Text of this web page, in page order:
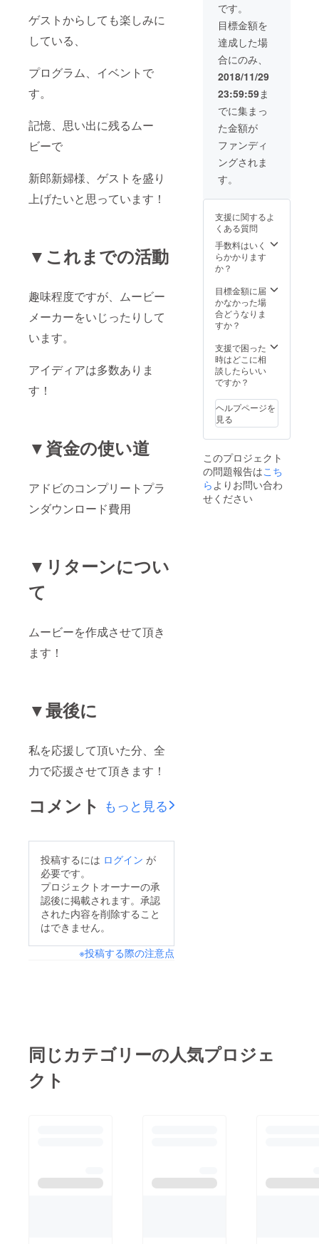
ゲストからしても楽しみに
している、
プログラム、イベントで
す。
記憶、思い出に残るムー
ビーで
新郎新婦様、ゲストを盛り
上げたいと思っています！
▼これまでの活動
趣味程度ですが、ムービー
メーカーをいじったりして
います。
アイディアは多数ありま
す！
▼資金の使い道
アドビのコンプリートプラ
ンダウンロード費用
▼リターンについ
て
ムービーを作成させて頂き
ます！
▼最後に
私を応援して頂いた分、全
力で応援させて頂きます！
コメント もっと見る
投稿するには ログイン が
必要です。
プロジェクトオーナーの承
認後に掲載されます。承認
された内容を削除すること
はできません。
※投稿する際の注意点
にてお
伝えさ
せて頂
きま
す）
（動画
内容の
ご希望
はでき
るだけ
お聞き
し、実
現した
います
無理な
場合が
ござい
ます。
ご了承
い）
（納期
が集中
する場
納品が
遅れる
場合が
ありま
です。
目標金額を
達成した場
合にのみ、
2018/11/29
23:59:59ま
でに集まっ
た金額が
ファンディ
ングされま
す。
支援に関するよ
くある質問
手数料はいく
らかかります
か？
目標金額に届
かなかった場
合どうなりま
すか？
支援で困った
時はどこに相
談したらいい
ですか？
ヘルプページを
見る
このプロジェクト
の問題報告はこち
らよりお問い合わ
せください
同じカテゴリーの人気プロジェ
クト